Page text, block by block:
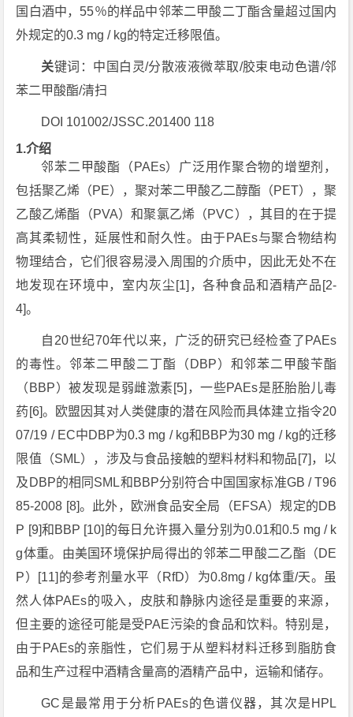
国白酒中，55％的样品中邻苯二甲酸二丁酯含量超过国内
外规定的0.3 mg / kg的特定迁移限值。
关键词：中国白灵/分散液液微萃取/胶束电动色谱/邻
苯二甲酸酯/清扫
DOI 101002/JSSC.201400 118
1.介绍
邻苯二甲酸酯（PAEs）广泛用作聚合物的增塑剂，
包括聚乙烯（PE），聚对苯二甲酸乙二醇酯（PET），聚
乙酸乙烯酯（PVA）和聚氯乙烯（PVC），其目的在于提
高其柔韧性，延展性和耐久性。由于PAEs与聚合物结构
物理结合，它们很容易浸入周围的介质中，因此无处不在
地发现在环境中，室内灰尘[1]，各种食品和酒精产品[2-
4]。
自20世纪70年代以来，广泛的研究已经检查了PAEs
的毒性。邻苯二甲酸二丁酯（DBP）和邻苯二甲酸苄酯
（BBP）被发现是弱雌激素[5]，一些PAEs是胚胎胎儿毒
药[6]。欧盟因其对人类健康的潜在风险而具体建立指令20
07/19 / EC中DBP为0.3 mg / kg和BBP为30 mg / kg的迁移
限值（SML），涉及与食品接触的塑料材料和物品[7]，以
及DBP的相同SML和BBP分别符合中国国家标准GB / T96
85-2008 [8]。此外，欧洲食品安全局（EFSA）规定的DB
P [9]和BBP [10]的每日允许摄入量分别为0.01和0.5 mg / k
g体重。由美国环境保护局得出的邻苯二甲酸二乙酯（DE
P）[11]的参考剂量水平（RfD）为0.8mg / kg体重/天。虽
然人体PAEs的吸入，皮肤和静脉内途径是重要的来源，
但主要的途径可能是受PAE污染的食品和饮料。特别是，
由于PAEs的亲脂性，它们易于从塑料材料迁移到脂肪食
品和生产过程中酒精含量高的酒精产品中，运输和储存。
GC是最常用于分析PAEs的色谱仪器，其次是HPL